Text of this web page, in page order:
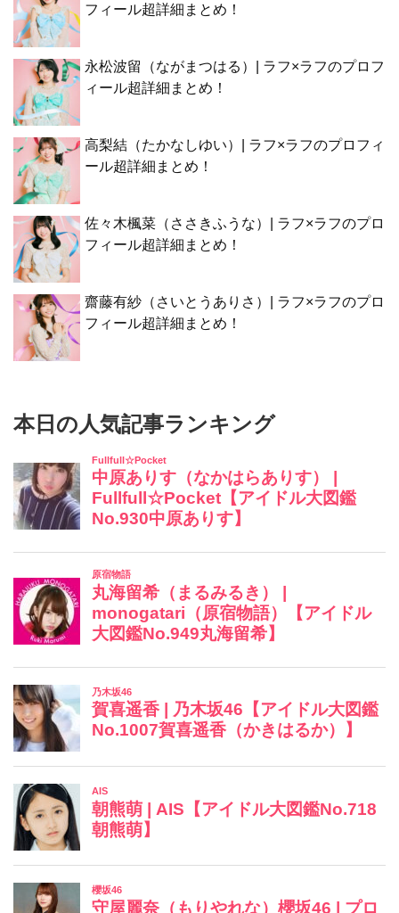
フィール超詳細まとめ！
永松波留（ながまつはる）| ラフ×ラフのプロフ
ィール超詳細まとめ！
高梨結（たかなしゆい）| ラフ×ラフのプロフィ
ール超詳細まとめ！
佐々木楓菜（ささきふうな）| ラフ×ラフのプロ
フィール超詳細まとめ！
齋藤有紗（さいとうありさ）| ラフ×ラフのプロ
フィール超詳細まとめ！
本日の人気記事ランキング